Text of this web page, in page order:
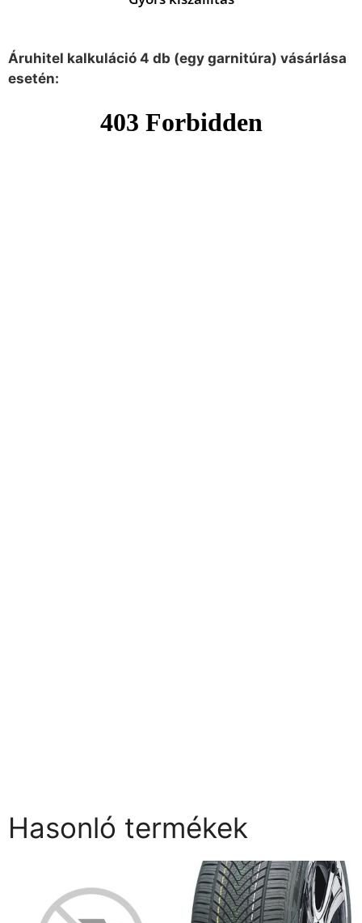
Áruhitel kalkuláció 4 db (egy garnitúra) vásárlása
esetén:
Hasonló termékek